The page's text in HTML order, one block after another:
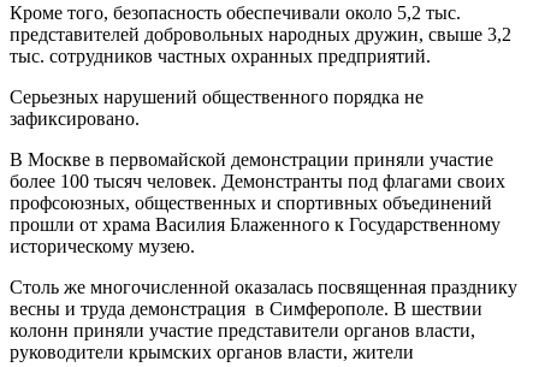
Кроме того, безопасность обеспечивали около 5,2 тыс.
представителей добровольных народных дружин, свыше 3,2
тыс. сотрудников частных охранных предприятий.
Серьезных нарушений общественного порядка не
зафиксировано.
В Москве в первомайской демонстрации приняли участие
более 100 тысяч человек. Демонстранты под флагами своих
профсоюзных, общественных и спортивных объединений
прошли от храма Василия Блаженного к Государственному
историческому музею.
Столь же многочисленной оказалась посвященная празднику
весны и труда демонстрация в Симферополе. В шествии
колонн приняли участие представители органов власти,
руководители крымских органов власти, жители